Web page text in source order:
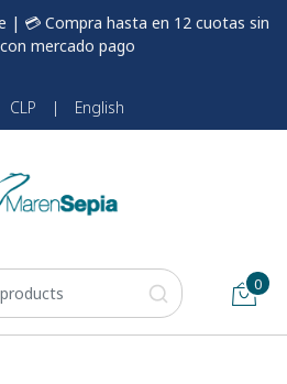
| 💳 Compra hasta en 12 cuotas sin
mercado pago
CLP | English
0